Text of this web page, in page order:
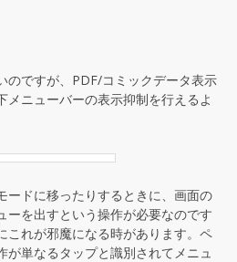
のですが、PDF/コミックデータ表示
メニューバーの表示抑制を行えるよ
ードに移ったりするときに、画面の
ーを出すという操作が必要なのです
これが邪魔になる時があります。ペ
が単なるタップと識別されてメニュ